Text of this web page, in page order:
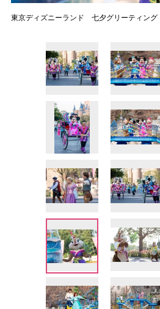
東京ディズニーランド 七夕グリーティング